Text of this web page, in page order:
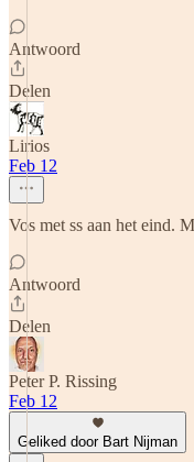
Antwoord
Delen
Lirios
Feb 12
Vos met ss aan het eind.
Antwoord
Delen
Peter P. Rissing
Feb 12
Geliked door Bart Nijman